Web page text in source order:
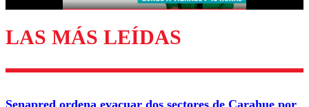
Enviar comentario
LAS MÁS LEÍDAS